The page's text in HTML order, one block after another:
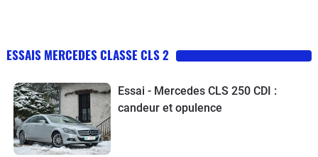
ESSAIS MERCEDES CLASSE CLS 2
Essai - Mercedes CLS 250 CDI :
candeur et opulence